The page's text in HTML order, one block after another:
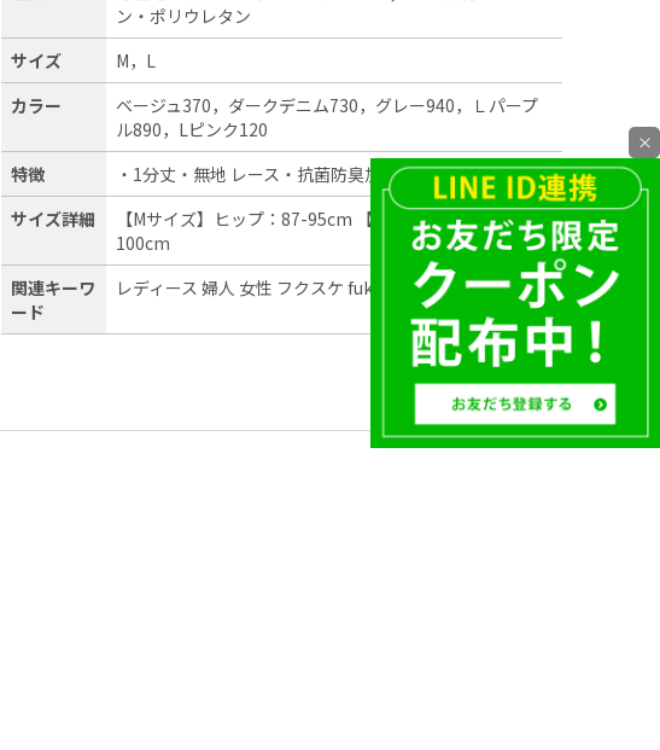
ン・ポリウレタン
サイズ
M，L
カラー
ベージュ370，ダークデニム730，グレー940，Ｌパープ
ル890，Lピンク120
特徴
・1分丈・無地 レース・抗菌防臭加工・部屋干し臭防止
サイズ詳細
【Mサイズ】ヒップ：87-95cm 【Lサイズ】ヒップ：92-
100cm
関連キーワ
ード
レディース 婦人 女性 フクスケ fukuske
×